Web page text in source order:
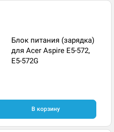
Блок питания (зарядка)
для Acer Aspire E5-572,
E5-572G
В корзину